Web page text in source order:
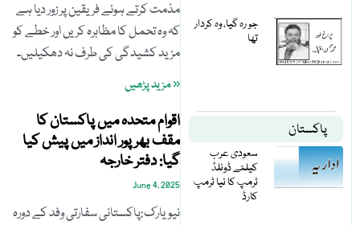
جو رہ گیا، وہ کردار
تھا
پاکستان
سعودی عرب
کیلئے ڈونلڈ
ٹرمپ کا نیا ٹرمپ
کارڈ
مذمت کرتے ہوئے فریقین پر زور دیا ہے
کہ وہ تحمل کا مظاہرہ کریں اور خطے کو
مزید کشیدگی کی طرف نہ دھکیلیں۔
« مزید پڑھیں
اقوام متحدہ میں پاکستان کا
مقف بھرپور انداز میں پیش کیا
گیا: دفتر خارجہ
June 4, 2025
نیویارک:پاکستانی سفارتی وفد کے دورہ